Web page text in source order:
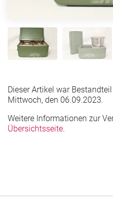
Dieser Artikel war
Mittwoch, den 06.09.2023.
Weitere Informationen zur
Übersichtsseite.